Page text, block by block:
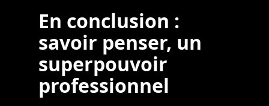
En conclusion :
savoir penser, un
superpouvoir
professionnel